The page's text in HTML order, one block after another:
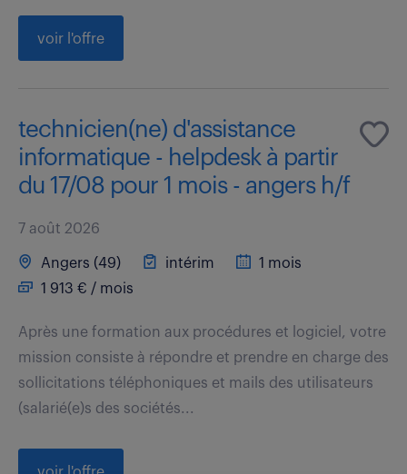
voir l'offre
technicien(ne) d'assistance
informatique - helpdesk à partir
du 17/08 pour 1 mois - angers h/f
7 août 2026
Angers (49) intérim
1 mois
1 913 € / mois
Après une formation aux procédures et logiciel, votre
mission consiste à répondre et prendre en charge des
sollicitations téléphoniques et mails des utilisateurs
(salarié(e)s des sociétés...